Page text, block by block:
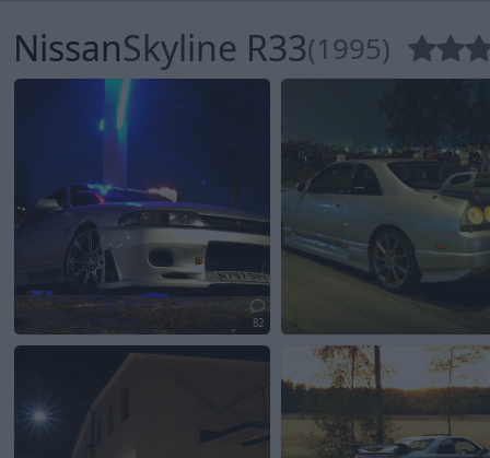
NissanSkyline R33(1995)
82